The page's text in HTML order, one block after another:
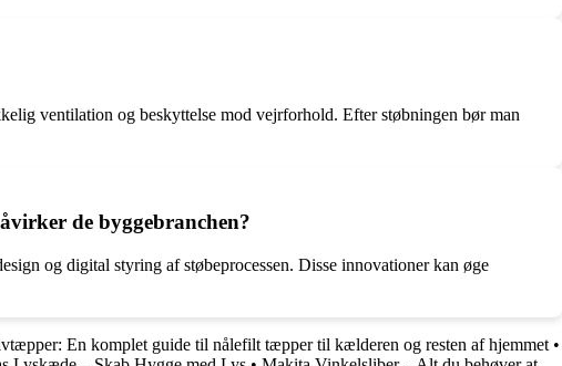
ventilation og beskyttelse mod vejrforhold. Efter støbningen bør man
de byggebranchen?
og digital styring af støbeprocessen. Disse innovationer kan øge
En komplet guide til nålefilt tæpper til kælderen og resten af hjemmet •